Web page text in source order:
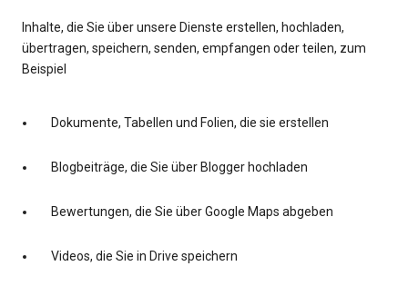
Inhalte, die Sie über unsere Dienste erstellen, hochladen,
übertragen, speichern, senden, empfangen oder teilen, zum
Beispiel
Dokumente, Tabellen und Folien, die sie erstellen
Blogbeiträge, die Sie über Blogger hochladen
Bewertungen, die Sie über Google Maps abgeben
Videos, die Sie in Drive speichern